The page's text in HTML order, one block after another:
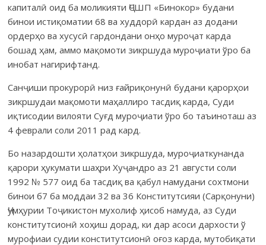
капиталӣ оид ба моликияти ҶСШП «Бинокор» будани
бинои истиқоматии 68 ва худдорӣ кардан аз додани
ордерҳо ва хусусӣ гардондани онҳо муроҷат карда
бошад ҳам, аммо мақомоти зикршуда муроҷиати ўро ба
инобат нагирифтанд.
Санҷиши прокурорӣ низ ғайриқонунӣ будани қарорҳои
зикршудаи мақомоти маҳаллиро тасдиқ карда, Суди
иқтисодии вилояти Суғд муроҷиати ўро бо таъиноташ аз
4 феврали соли 2011 рад кард.
Бо назардошти ҳолатҳои зикршуда, муроҷиаткунанда
қарори ҳукумати шаҳри Хуҷандро аз 21 августи соли
1992 № 577 оид ба тасдиқ ва қабул намудани сохтмони
бинои б7 ба моддаи 32 ва 36 Конститутсияи (Сарқонуни)
Ҷумҳурии Тоҷикистон мухолиф ҳисоб намуда, аз Суди
конститутсионӣ хоҳиш дорад, ки дар асоси дархости ў
мурофиаи судии конститутсионӣ оғоз карда, мутобиқати